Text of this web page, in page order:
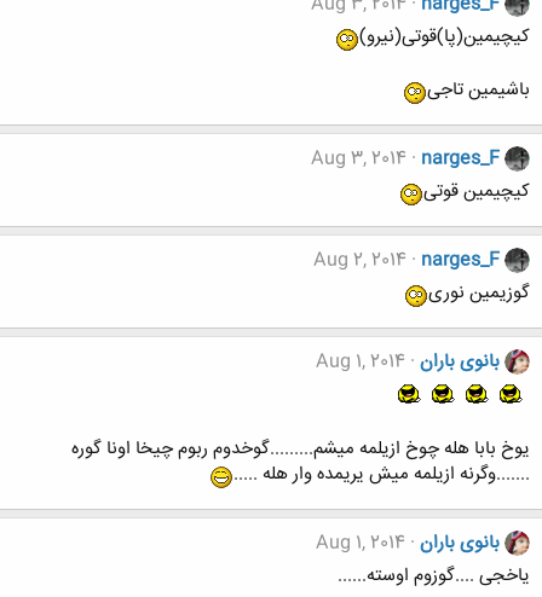
کیچیمین(پا)قوتی(نیرو)
باشیمین تاجی
narges_F
Aug 3, 2014
کیچیمین قوتی
narges_F
Aug 2, 2014
گوزیمین نوری
بانوی باران Aug 1, 2014
یوخ بابا هله چوخ ازیلمه میشم.........گوخدوم ربوم چیخا اونا گوره
.......وگرنه ازیلمه میش یریمده وار هله .....
بانوی باران Aug 1, 2014
یاخجی ....گوزوم اوسته......